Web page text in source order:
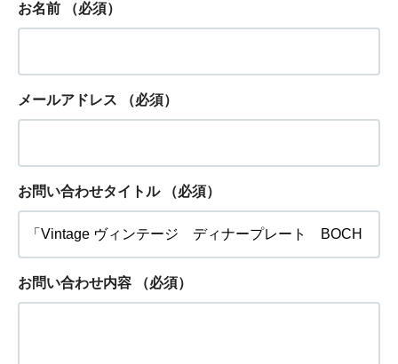
お名前 （必須）
メールアドレス （必須）
お問い合わせタイトル （必須）
お問い合わせ内容 （必須）